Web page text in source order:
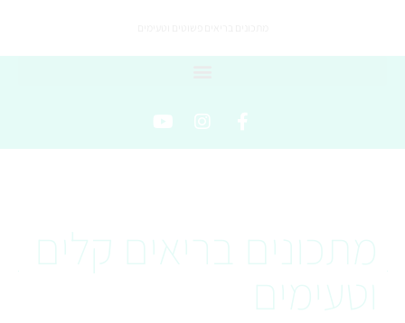
מתכונים בריאים קלים
וטעימים